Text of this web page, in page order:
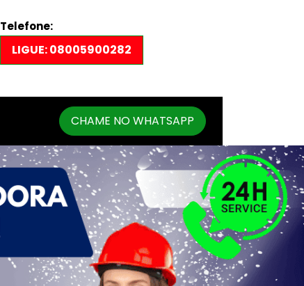
Telefone:
LIGUE: 08005900282
CHAME NO WHATSAPP